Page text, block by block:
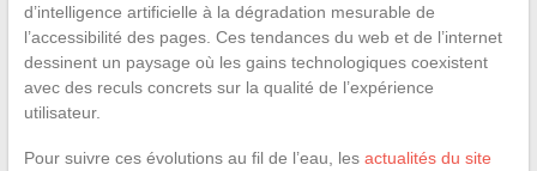
d’intelligence artificielle à la dégradation mesurable de
l’accessibilité des pages. Ces tendances du web et de l’internet
dessinent un paysage où les gains technologiques coexistent
avec des reculs concrets sur la qualité de l’expérience
utilisateur.
Pour suivre ces évolutions au fil de l’eau, les actualités du site